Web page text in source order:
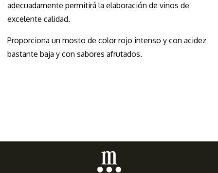
adecuadamente permitirá la elaboración de vinos de
excelente calidad.
Proporciona un mosto de color rojo intenso y con acidez
bastante baja y con sabores afrutados.